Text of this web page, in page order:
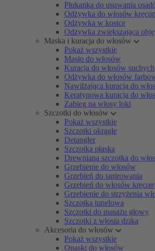
Płukanka do usuwania
Odżywka do włosów
Odżywka w kostce
Odżywka zwiększająca
Maska i kuracja do włosów
Pokaż wszystkie
Masło do włosów
Kuracja do włosów suchych
Odżywka do włosów
Nawilżająca kuracja do
Keratynowa kuracja do
Zabieg na włosy loki
Szczotki do włosów
Pokaż wszystkie
Szczotki okrągłe
Detangler
Szczotka płaska
Drewniana szczotka do
Grzebienie do włosów
Grzebień do tapirowania
Grzebień do włosów
Grzebienie do strzyżenia
Szczotka tunelowa
Szczotki do masażu głowy
Szczotki z włosia dzika
Akcesoria do włosów
Pokaż wszystkie
Opaski do włosów